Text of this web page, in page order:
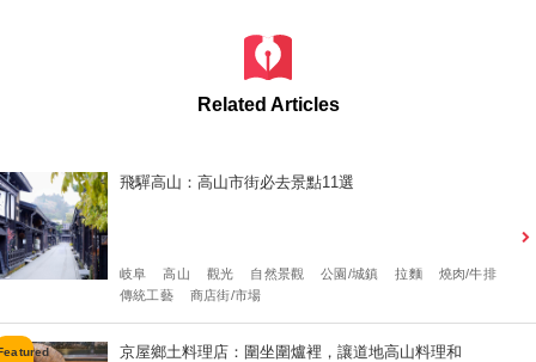
Related Articles
飛驒高山：高山市街必去景點11選
岐阜 高山 觀光 自然景觀 公園/城鎮 拉麵
燒肉/牛排
傳統工藝
商店街/市場
京屋鄉土料理店：圍坐圍爐裡，讓道地高山料理和